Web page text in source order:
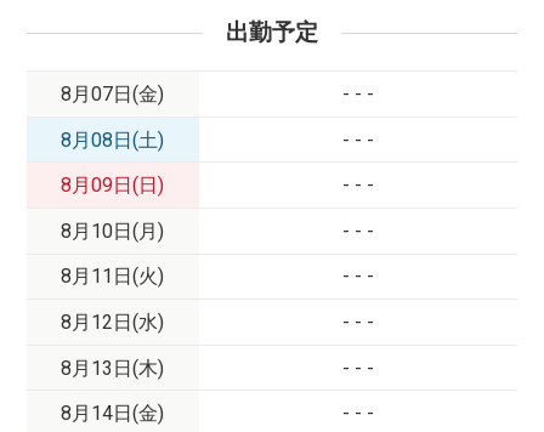
出勤予定
8月07日(金)
- - -
8月08日(土)
- - -
8月09日(日)
- - -
8月10日(月)
- - -
8月11日(火)
- - -
8月12日(水)
- - -
8月13日(木)
- - -
8月14日(金)
- - -